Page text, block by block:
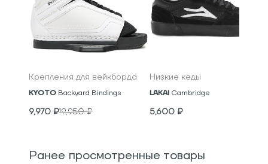
Крепления для вейкборда
KYOTO Backyard Bindings
9,970 ₽19,950₽
Низкие кеды
LAKAI Cambridge
5,600 ₽
Ранее просмотренные товары